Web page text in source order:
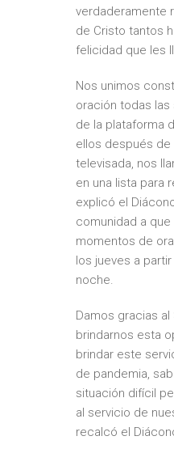
verdaderamente
de Cristo tantos
felicidad que les
Nos unimos
oración todas
de la plataforma
ellos después de
televisada, nos
en una lista para
explicó el
comunidad a
momentos de
los jueves a
noche.
Damos gracias
brindarnos esta
brindar este
de pandemia,
situación difícil
al servicio de
recalcó el